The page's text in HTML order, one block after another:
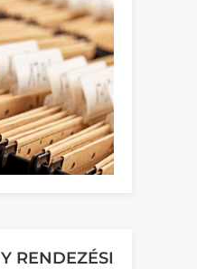
RENDEZÉSI